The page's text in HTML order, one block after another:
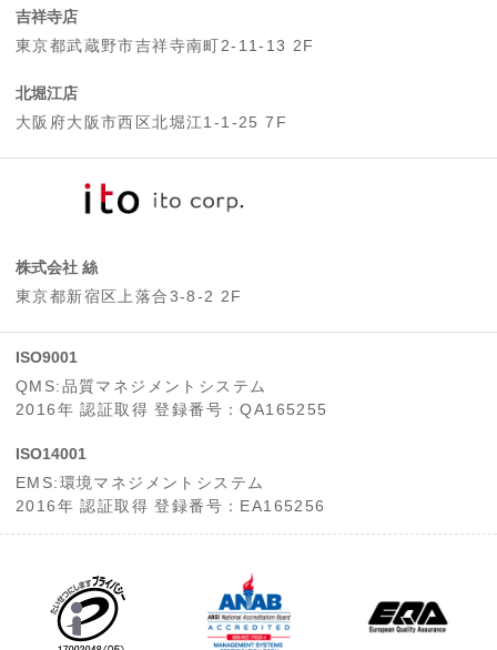
吉祥寺店
東京都武蔵野市吉祥寺南町2-11-13 2F
北堀江店
大阪府大阪市西区北堀江1-1-25 7F
株式会社 絲
東京都新宿区上落合3-8-2 2F
ISO9001
QMS:品質マネジメントシステム
2016年 認証取得 登録番号：QA165255
ISO14001
EMS:環境マネジメントシステム
2016年 認証取得 登録番号：EA165256